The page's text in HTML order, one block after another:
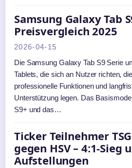
Samsung Galaxy Tab
Preisvergleich 2025
2026-04-15
Die Samsung Galaxy Tab S9 Serie
Tablets, die sich an Nutzer richten,
professionelle Funktionen und
Unterstützung legen. Das
S9+ und das…
Ticker Teilnehmer
gegen HSV – 4:1-Sieg
Aufstellungen